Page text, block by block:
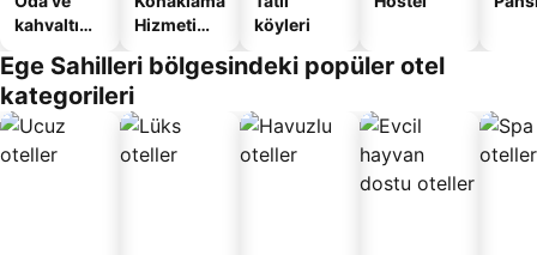
kahvaltı
oteller
Hizmeti
Apart
köyleri
Ege Sahilleri bölgesindeki popüler otel
kategorileri